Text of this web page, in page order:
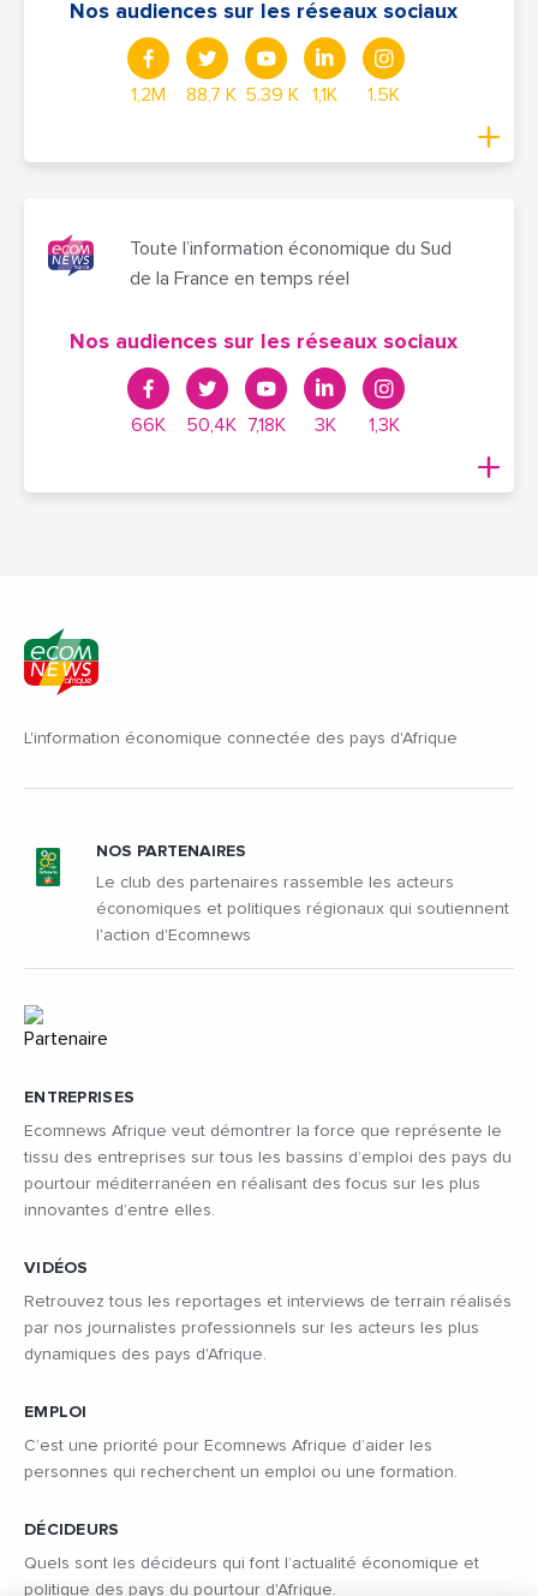
Nos audiences sur les réseaux sociaux
1,2M 88,7 K 5.39 K 1,1K 1.5K
Toute l’information économique du Sud
de la France en temps réel
Nos audiences sur les réseaux sociaux
66K 50,4K 7,18K 3K 1,3K
L'information économique connectée des pays d'Afrique
ENTREPRISES
Ecomnews Afrique veut démontrer la force que représente le
tissu des entreprises sur tous les bassins d’emploi des pays du
pourtour méditerranéen en réalisant des focus sur les plus
innovantes d’entre elles.
VIDÉOS
Retrouvez tous les reportages et interviews de terrain réalisés
par nos journalistes professionnels sur les acteurs les plus
dynamiques des pays d'Afrique.
EMPLOI
C’est une priorité pour Ecomnews Afrique d’aider les
personnes qui recherchent un emploi ou une formation.
DÉCIDEURS
Quels sont les décideurs qui font l’actualité économique et
politique des pays du pourtour d'Afrique.
NOS PARTENAIRES
Le club des partenaires rassemble les acteurs
économiques et politiques régionaux qui soutiennent
l'action d'Ecomnews